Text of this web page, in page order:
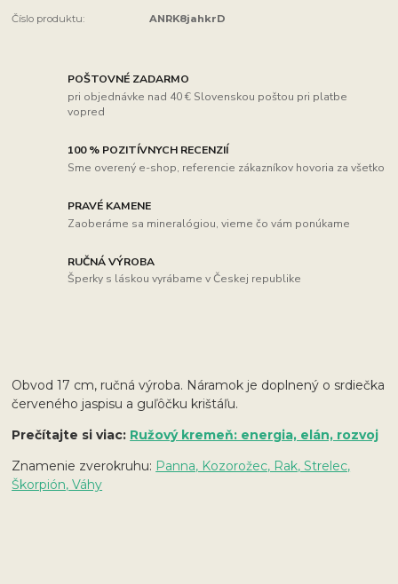
Číslo produktu: ANRK8jahkrD
POŠTOVNÉ ZADARMO
pri objednávke nad 40 € Slovenskou poštou pri platbe
vopred
100 % POZITÍVNYCH RECENZIÍ
Sme overený e-shop, referencie zákazníkov hovoria za všetko
PRAVÉ KAMENE
Zaoberáme sa mineralógiou, vieme čo vám ponúkame
RUČNÁ VÝROBA
Šperky s láskou vyrábame v Českej republike
Obvod 17 cm, ručná výroba. Náramok je doplnený o srdiečka
červeného jaspisu a guľôčku krištáľu.
Prečítajte si viac: Ružový kremeň: energia, elán, rozvoj
Znamenie zverokruhu: Panna, Kozorožec, Rak, Strelec,
Škorpión, Váhy